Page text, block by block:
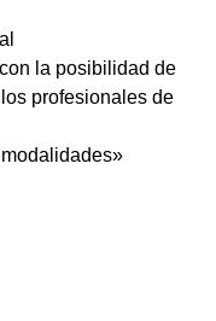
la posibilidad de
profesionales de